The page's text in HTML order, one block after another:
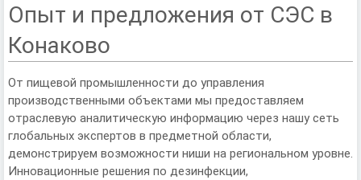
Опыт и предложения от СЭС в
Конаково
От пищевой промышленности до управления
производственными объектами мы предоставляем
отраслевую аналитическую информацию через нашу сеть
глобальных экспертов в предметной области,
демонстрируем возможности ниши на региональном уровне.
Инновационные решения по дезинфекции,